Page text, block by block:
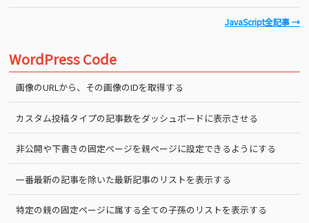
JavaScript全記事 →
WordPress Code
画像のURLから、その画像のIDを取得する
カスタム投稿タイプの記事数をダッシュボードに表示させる
非公開や下書きの固定ページを親ページに設定できるようにする
一番最新の記事を除いた最新記事のリストを表示する
特定の親の固定ページに属する全ての子孫のリストを表示する